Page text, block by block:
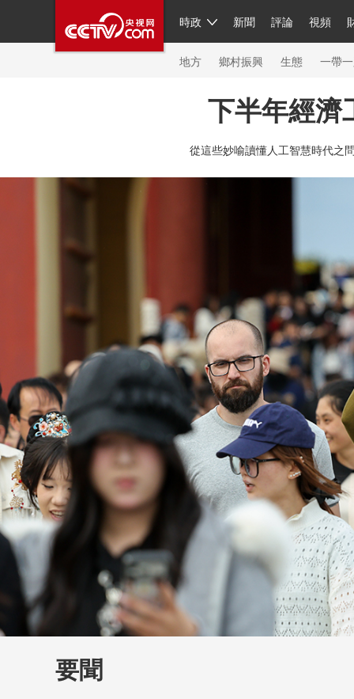
時政 新聞 評論 視頻
人民領袖習近平 聯播+ 中國
直播 片庫 欄目大全 節目單
簡體 海外頻道 iPanda
地方 鄉村振興 生態 一帶
總台春晚
新聞
現場
體育
VIP會員
財經
大國智造
CCTV.節
下半年經濟
從這些妙喻讀懂人工智慧時代之
要聞